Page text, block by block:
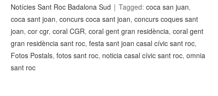
Notícies Sant Roc Badalona Sud
Tagged:coca san juan,
coca sant joan,concurs coca sant joan,concurs coques sant
joan,cor cgr,coral CGR,coral gent gran residència,coral gent
gran residència sant roc,festa sant joan casal cívic sant roc,
Fotos Postals,fotos sant roc, noticia casal cívic sant roc,omnia
sant roc